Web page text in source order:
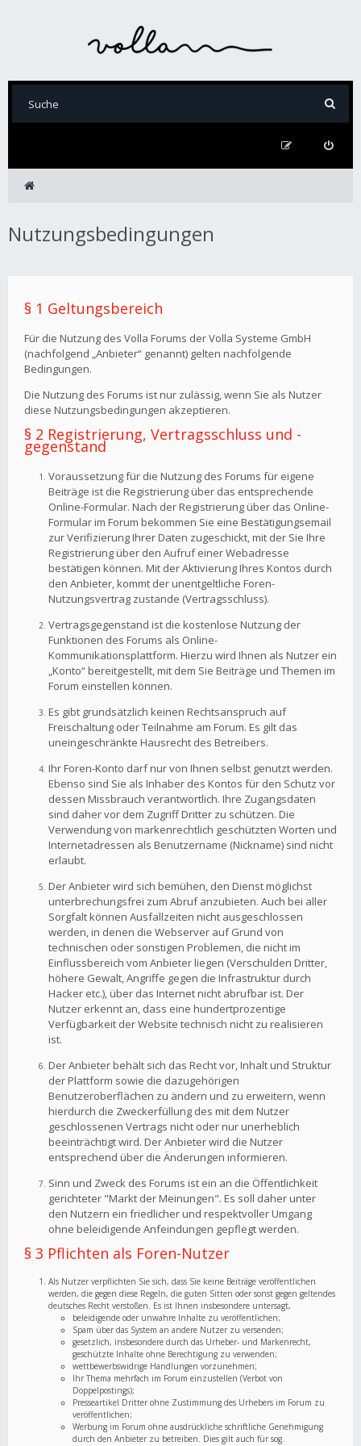
Nutzungsbedingungen
§ 1 Geltungsbereich
Für die Nutzung des Volla Forums der Volla Systeme GmbH
(nachfolgend „Anbieter“ genannt) gelten nachfolgende
Bedingungen.
Die Nutzung des Forums ist nur zulässig, wenn Sie als Nutzer
diese Nutzungsbedingungen akzeptieren.
§ 2 Registrierung, Vertragsschluss und -
gegenstand
Voraussetzung für die Nutzung des Forums für eigene
Beiträge ist die Registrierung über das entsprechende
Online-Formular. Nach der Registrierung über das Online-
Formular im Forum bekommen Sie eine Bestätigungsemail
zur Verifizierung Ihrer Daten zugeschickt, mit der Sie Ihre
Registrierung über den Aufruf einer Webadresse
bestätigen können. Mit der Aktivierung Ihres Kontos durch
den Anbieter, kommt der unentgeltliche Foren-
Nutzungsvertrag zustande (Vertragsschluss).
Vertragsgegenstand ist die kostenlose Nutzung der
Funktionen des Forums als Online-
Kommunikationsplattform. Hierzu wird Ihnen als Nutzer ein
„Konto“ bereitgestellt, mit dem Sie Beiträge und Themen im
Forum einstellen können.
Es gibt grundsätzlich keinen Rechtsanspruch auf
Freischaltung oder Teilnahme am Forum. Es gilt das
uneingeschränkte Hausrecht des Betreibers.
Ihr Foren-Konto darf nur von Ihnen selbst genutzt werden.
Ebenso sind Sie als Inhaber des Kontos für den Schutz vor
dessen Missbrauch verantwortlich. Ihre Zugangsdaten
sind daher vor dem Zugriff Dritter zu schützen. Die
Verwendung von markenrechtlich geschützten Worten und
Internetadressen als Benutzername (Nickname) sind nicht
erlaubt.
Der Anbieter wird sich bemühen, den Dienst möglichst
unterbrechungsfrei zum Abruf anzubieten. Auch bei aller
Sorgfalt können Ausfallzeiten nicht ausgeschlossen
werden, in denen die Webserver auf Grund von
technischen oder sonstigen Problemen, die nicht im
Einflussbereich vom Anbieter liegen (Verschulden Dritter,
höhere Gewalt, Angriffe gegen die Infrastruktur durch
Hacker etc.), über das Internet nicht abrufbar ist. Der
Nutzer erkennt an, dass eine hundertprozentige
Verfügbarkeit der Website technisch nicht zu realisieren
ist.
Der Anbieter behält sich das Recht vor, Inhalt und Struktur
der Plattform sowie die dazugehörigen
Benutzeroberflächen zu ändern und zu erweitern, wenn
hierdurch die Zweckerfüllung des mit dem Nutzer
geschlossenen Vertrags nicht oder nur unerheblich
beeinträchtigt wird. Der Anbieter wird die Nutzer
entsprechend über die Änderungen informieren.
Sinn und Zweck des Forums ist ein an die Öffentlichkeit
gerichteter "Markt der Meinungen". Es soll daher unter
den Nutzern ein friedlicher und respektvoller Umgang
ohne beleidigende Anfeindungen gepflegt werden.
§ 3 Pflichten als Foren-Nutzer
Als Nutzer verpflichten Sie sich, dass Sie keine Beiträge veröffentlichen
werden, die gegen diese Regeln, die guten Sitten oder sonst gegen geltendes
deutsches Recht verstoßen. Es ist Ihnen insbesondere untersagt,
beleidigende oder unwahre Inhalte zu veröffentlichen;
Spam über das System an andere Nutzer zu versenden;
gesetzlich, insbesondere durch das Urheber- und Markenrecht,
geschützte Inhalte ohne Berechtigung zu verwenden;
wettbewerbswidrige Handlungen vorzunehmen;
Ihr Thema mehrfach im Forum einzustellen (Verbot von
Doppelpostings);
Presseartikel Dritter ohne Zustimmung des Urhebers im Forum zu
veröffentlichen;
Werbung im Forum ohne ausdrückliche schriftliche Genehmigung
durch den Anbieter zu betreiben. Dies gilt auch für sog.